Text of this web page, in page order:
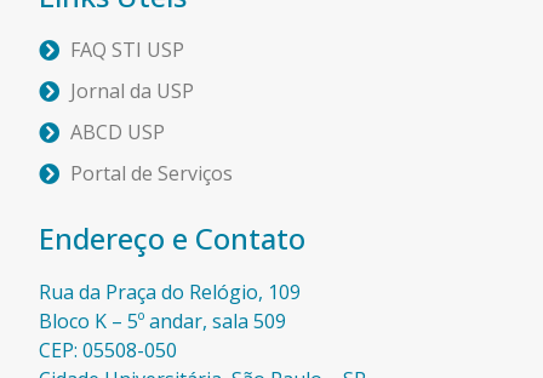
FAQ STI USP
Jornal da USP
ABCD USP
Portal de Serviços
Endereço e Contato
Rua da Praça do Relógio, 109
Bloco K – 5º andar, sala 509
CEP: 05508-050